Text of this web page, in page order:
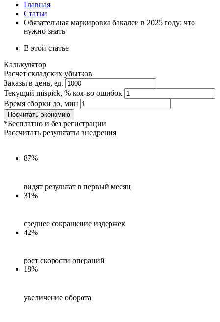
Главная
Статьи
Обязательная маркировка бакалеи в 2025 году: что
нужно знать
В этой статье
Калькулятор
Расчет складских убытков
Заказы в день, ед.
Текущий mispick, % кол-во ошибок
Время сборки до, мин
Посчитать экономию
*Бесплатно и без регистрации
Рассчитать результаты внедрения
87%
видят результат в первый месяц
31%
среднее сокращение издержек
42%
рост скорости операций
18%
увеличение оборота